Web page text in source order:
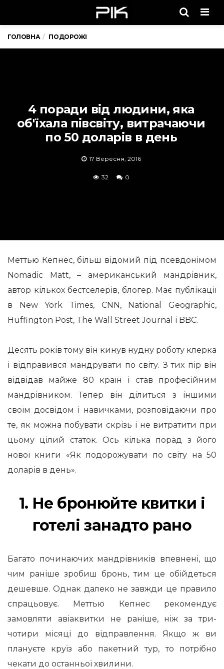
ГОЛОВНА ПОДОРОЖІ
4 поради від людини, яка
об'їхала півсвіту, витрачаючи
по 50 доларів в день
17 Вересня, 2016
32 0
Меттью Кепнес, більш відомий під псевдонімом
Nomadic Matt, – американський мандрівник,
автор кількох бестселерів, блогер. Має публікації
в New York Times, CNN, National Geographic,
Huffington Post, The Wall Street Journal і BBC.
Десять років тому він кинув нудну роботу клерка
і відправився мандрувати по світу. З тих пір він
відвідав майже 80 країн і став професійним
мандрівником. Тепер він ділиться з іншими
своїм досвідом і навичками, розповідаючи про
те, як можна побувати скрізь і не витратити при
цьому цілий статок. Ось кілька порад з його
нової книги «Як подорожувати по світу на 50
доларів в день».
1. Не бронюйте квитки і
готелі занадто рано
Багато починаючих мандрівників впевнені, що
чим раніше зробиш бронь, тим це обійдеться
дешевше. Однак далеко не завжди це правило
спрацьовує. Меттью Кепнес рекомендує
замовляти авіаквитки не раніше, ніж за три-
чотири місяці до відправлення. Якщо ж ви
плануєте круїз або пакетний тур, то потрібно
чекати до останньої хвилини.